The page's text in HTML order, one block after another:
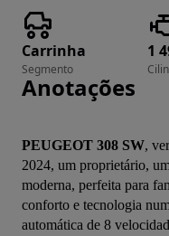
Carrinha
Segmento
1
Anotações
PEUGEOT 308 SW,
2024, um proprietário,
moderna, perfeita para
conforto e tecnologia
automática de 8